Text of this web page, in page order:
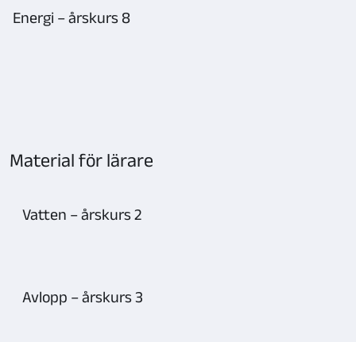
Energi – årskurs 8
kort
1–
Material för lärare
Vatten – årskurs 2
Avlopp – årskurs 3